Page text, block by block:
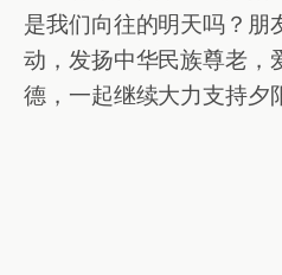
是我们向往的明天吗？朋
动，发扬中华民族尊老，
德，一起继续大力支持夕